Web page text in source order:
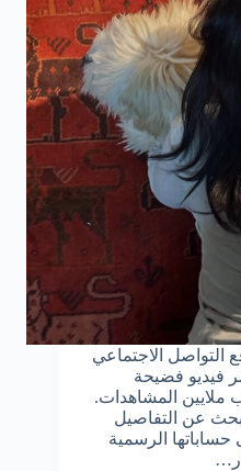
الاجتماعي
فيديو فضيحة
المشاهدات.
عن التفاصيل
الرسمية